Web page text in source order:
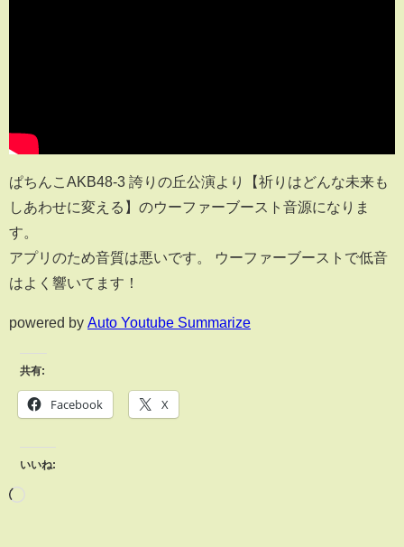
ぱちんこAKB48-3 誇りの丘公演より【祈りはどんな未来も
しあわせに変える】のウーファーブースト音源になりま
す。
アプリのため音質は悪いです。 ウーファーブーストで低音
はよく響いてます！
powered by Auto Youtube Summarize
共有:
Facebook X
いいね: